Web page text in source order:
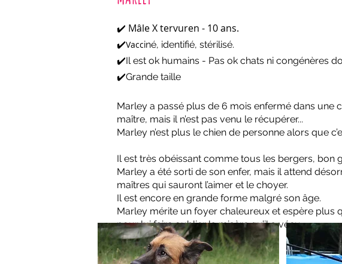
✔️ Mâle X tervuren - 10 ans.
✔️Vacciné, identifié, stérilisé.
✔️Il est ok humains - Pas ok chats ni congénères
✔️Grande taille
Marley a passé plus de 6 mois enfermé dans une
maître, mais il n’est pas venu le récupérer...
Marley n’est plus le chien de personne alors que
Il est très obéissant comme tous les bergers, bon
Marley a été sorti de son enfer, mais il attend
maîtres qui sauront l’aimer et le choyer.
Il est encore en grande forme malgré son âge.
Marley mérite un foyer chaleureux et espère plus
pour lui faire oublier la misère qu’il a vécu.